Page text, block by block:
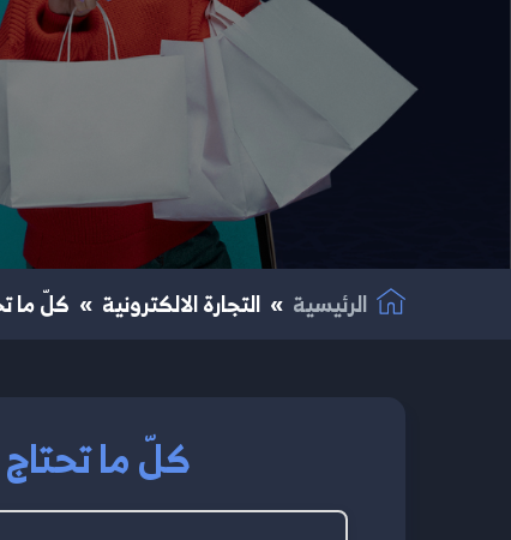
الرئيسية التجارة الالكترونية كلّ ما
كلّ ما تحتاج